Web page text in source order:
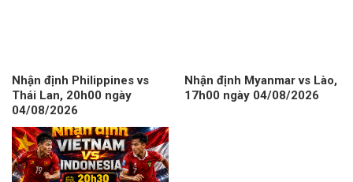
Nhận định Philippines vs
Thái Lan, 20h00 ngày
04/08/2026
Nhận định Myanmar vs Lào,
17h00 ngày 04/08/2026